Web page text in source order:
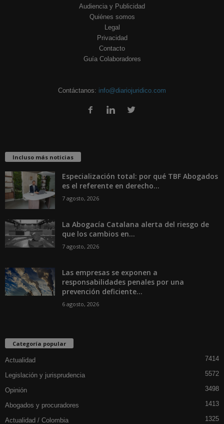
Audiencia y Publicidad
Quiénes somos
Legal
Privacidad
Contacto
Guía Colaboradores
Contáctanos: info@diariojuridico.com
Incluso más noticias
Especialización total: por qué TBF Abogados
es el referente en derecho...
7 agosto, 2026
La Abogacía Catalana alerta del riesgo de
que los cambios en...
7 agosto, 2026
Las empresas se exponen a
responsabilidades penales por una
prevención deficiente...
6 agosto, 2026
Categoría popular
Actualidad 7414
Legislación y jurisprudencia 5572
Opinión 3498
Abogados y procuradores 1413
Actualidad / Colombia 1325